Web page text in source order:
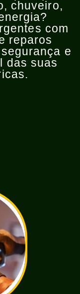
chuveiro,
com
reparos
e
das suas